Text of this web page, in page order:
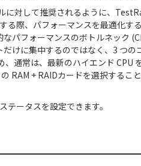
に対して推奨されるように、
る際、パフォーマンスを最適化す
パフォーマンスのボトルネック
けに集中するのではなく、3 つ
通常は、最新のハイエンド CPU
RAM + RAIDカードを選択するこ
テータスを設定できます。